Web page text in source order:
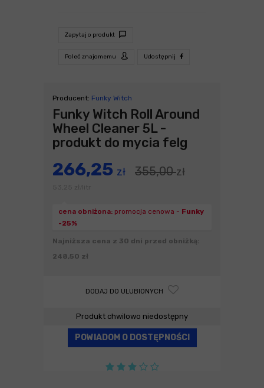
Zapytaj o produkt
Poleć znajomemu Udostępnij
Producent: Funky Witch
Funky Witch Roll Around
Wheel Cleaner 5L -
produkt do mycia felg
266,25 zł 355,00zł
cena obniżona: promocja cenowa - Funky
-25%
Najniższa cena z 30 dni przed obniżką:
248,50 zł
DODAJ DO ULUBIONYCH
Produkt chwilowo niedostępny
POWIADOM O DOSTĘPNOŚCI